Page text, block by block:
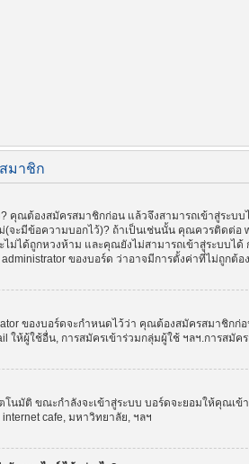
มาชิก
คุณต้องสมัครสมาชิกก่อน แล้วจึงสามารถเข้าสู่ระบบ
ะมีข้อความบอกไว้)? ถ้าเป็นเช่นนั้น คุณควรติดต่อ
ได้ถูกหวงห้าม และคุณยังไม่สามารถเข้าสู่ระบบได้
ของบอร์ด ว่าอาจมีการตั้งค่าที่ไม่ถูกต้อ
ของบอร์ดจะกำหนดไว้ว่า คุณต้องสมัครสมาชิก
ให้ผู้ใช้อื่น, การสมัครเข้าร่วมกลุ่มผู้ใช้ ฯลฯ.การสมั
นมัติ ขณะกำลังจะเข้าสู่ระบบ บอร์ดจะยอมให้คุณ
cafe, มหาวิทยาลัย, ฯลฯ